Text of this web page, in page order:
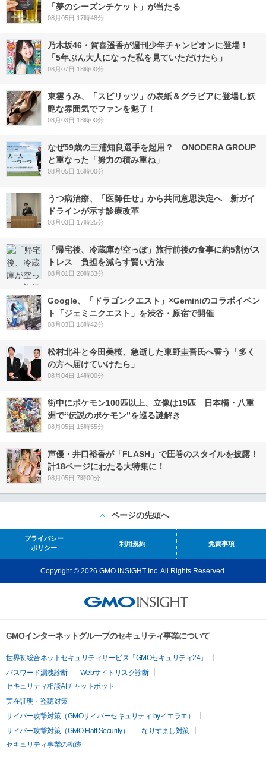
「夢のシーズンチケット」が当たる
08月05日 17時48分
乃木坂46・賀喜遥香が週刊少年チャンピオンに登場！
「5年ぶん大人になった私を見ていただけたら」
08月07日 18時00分
東雲うみ、「スピリッツ」の表紙＆グラビアに登場し妖
艶な雰囲気でファンを魅了！
08月03日 18時00分
なぜ59歳の三浦知良選手を起用？ ONODERA GROUP
と重なった「努力の積み重ね」
08月05日 16時00分
うつ病治療、「医師任せ」から共同意思決定へ 新ガイ
ドラインが示す診療改革
08月03日 17時25分
「帰宅後、冷蔵庫が空っぽ」旅行前後の食事に約5割がス
トレス 負担を減らす賢い方法
08月01日 20時33分
Google、「ドラゴンクエスト」×Geminiのコラボイベン
ト「ジェミニクエスト」を渋谷・原宿で開催
08月03日 18時42分
松村北斗と今田美桜、急逝した東野圭吾氏へ誓う「多く
の方へ届けていけたら」
08月04日 14時00分
街中にポケモン100匹以上、立像は19匹 日本橋・八重
洲で“伝説のポケモン”を巡る謎解き
08月05日 15時55分
声優・井口裕香が「FLASH」で圧巻のスタイルを披露！
計18ページにわたる大特集に！
08月05日 7時00分
ページの先頭へ
プライバシー
ポリシー
利用規約 免責事項
Copyright © 2026 GMO INSIGHT Inc. All Rights Reserved.
GMOインターネットグループのセキュリティ事業について
世界初総合ネットセキュリティサービス「GMOセキュリティ24」
パスワード漏洩診断
Webサイトリスク診断
セキュリティ相談AIチャットボット
実在証明・盗聴対策
サイバー攻撃対策（GMOサイバーセキュリティ byイエラエ）
サイバー攻撃対策（GMO Flatt Security）
なりすまし対策
セキュリティ事業の軌跡